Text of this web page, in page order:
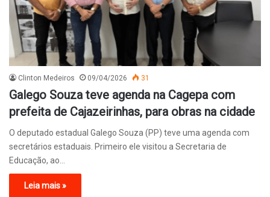
Clinton Medeiros 09/04/2026 31
Galego Souza teve agenda na Cagepa com
prefeita de Cajazeirinhas, para obras na cidade
O deputado estadual Galego Souza (PP) teve uma agenda com
secretários estaduais. Primeiro ele visitou a Secretaria de
Educação, ao…
Leia mais »